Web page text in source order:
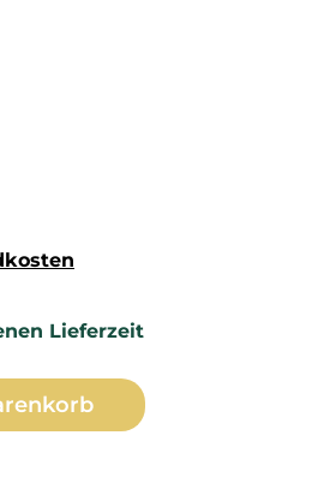
von 5 Sternen
Lieferzeit
gewünschten